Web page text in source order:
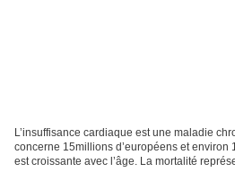
L’insuffisance cardiaque est une maladie
concerne 15millions d’européens et environ
est croissante avec l’âge. La mortalité